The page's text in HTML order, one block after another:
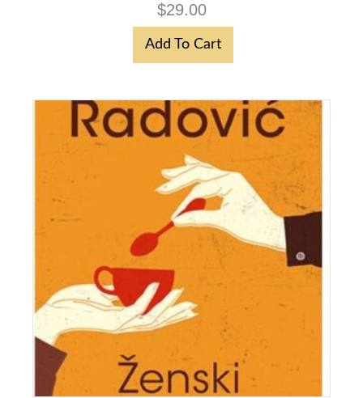
$29.00
Add To Cart